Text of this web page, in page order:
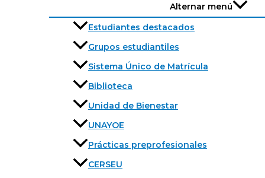
Alternar menú
Estudiantes destacados
Grupos estudiantiles
Sistema Único de Matrícula
Biblioteca
Unidad de Bienestar
UNAYOE
Prácticas preprofesionales
CERSEU